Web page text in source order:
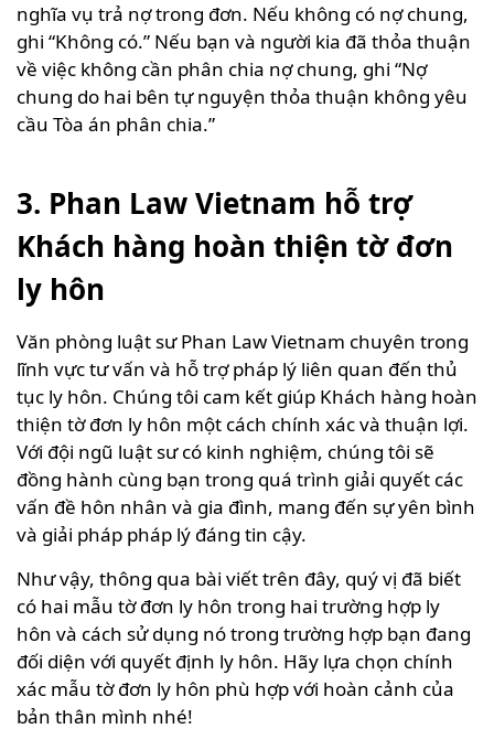
nghĩa vụ trả nợ trong đơn. Nếu không có nợ chung,
ghi “Không có.” Nếu bạn và người kia đã thỏa thuận
về việc không cần phân chia nợ chung, ghi “Nợ
chung do hai bên tự nguyện thỏa thuận không yêu
cầu Tòa án phân chia.”
3. Phan Law Vietnam hỗ trợ
Khách hàng hoàn thiện tờ đơn
ly hôn
Văn phòng luật sư Phan Law Vietnam chuyên trong
lĩnh vực tư vấn và hỗ trợ pháp lý liên quan đến thủ
tục ly hôn. Chúng tôi cam kết giúp Khách hàng hoàn
thiện tờ đơn ly hôn một cách chính xác và thuận lợi.
Với đội ngũ luật sư có kinh nghiệm, chúng tôi sẽ
đồng hành cùng bạn trong quá trình giải quyết các
vấn đề hôn nhân và gia đình, mang đến sự yên bình
và giải pháp pháp lý đáng tin cậy.
Như vậy, thông qua bài viết trên đây, quý vị đã biết
có hai mẫu tờ đơn ly hôn trong hai trường hợp ly
hôn và cách sử dụng nó trong trường hợp bạn đang
đối diện với quyết định ly hôn. Hãy lựa chọn chính
xác mẫu tờ đơn ly hôn phù hợp với hoàn cảnh của
bản thân mình nhé!